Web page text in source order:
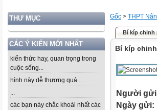
THƯ MỤC
CÁC Ý KIẾN MỚI NHẤT
kiến thức hay, quan trọng trong
cuộc sống...
hình này dễ thương quá ...
...
các bạn này chắc khoái nhất các
Gốc > THPT
Bí kíp chinh
Bí kíp
Người
Ngày gửi: